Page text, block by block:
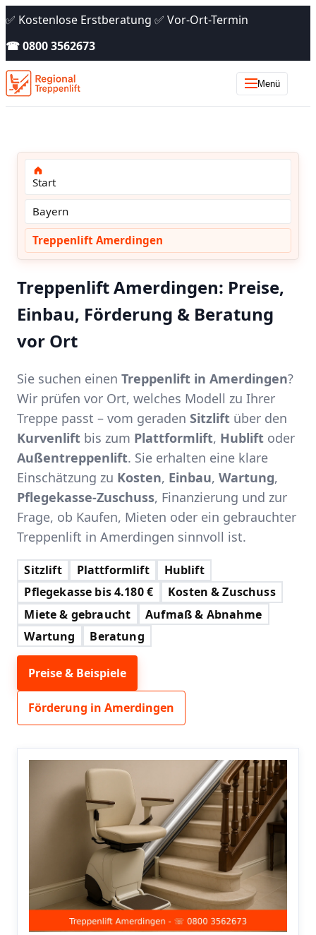
✅ Kostenlose Erstberatung ✅ Vor-Ort-Termin
☎ 0800 3562673
Menü
Start
Bayern
Treppenlift Amerdingen
Treppenlift Amerdingen: Preise,
Einbau, Förderung & Beratung
vor Ort
Sie suchen einen Treppenlift in Amerdingen?
Wir prüfen vor Ort, welches Modell zu Ihrer
Treppe passt – vom geraden Sitzlift über den
Kurvenlift bis zum Plattformlift, Hublift oder
Außentreppenlift. Sie erhalten eine klare
Einschätzung zu Kosten, Einbau, Wartung,
Pflegekasse-Zuschuss, Finanzierung und zur
Frage, ob Kaufen, Mieten oder ein gebrauchter
Treppenlift in Amerdingen sinnvoll ist.
Sitzlift Plattformlift
Hublift
Pflegekasse bis 4.180 €
Kosten & Zuschuss
Miete & gebraucht
Aufmaß & Abnahme
Wartung
Beratung
Preise & Beispiele
Förderung in Amerdingen